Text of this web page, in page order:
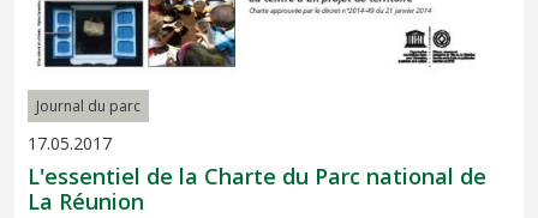
Journal du parc
17.05.2017
L'essentiel de la Charte du Parc national de
La Réunion